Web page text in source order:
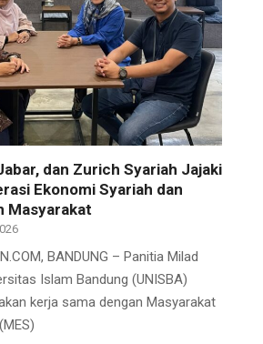
dan Zurich Syariah Jajaki
Ekonomi Syariah dan
Masyarakat
BANDUNG – Panitia Milad
Islam Bandung (UNISBA)
kerja sama dengan Masyarakat